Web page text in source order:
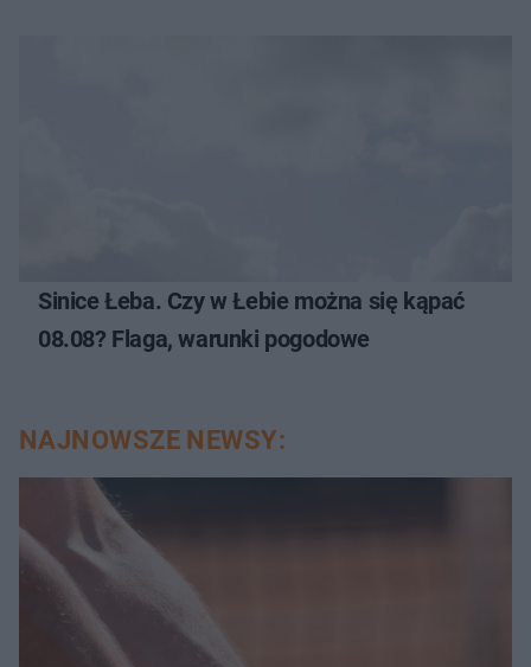
Sinice Łeba. Czy w Łebie można się kąpać
08.08? Flaga, warunki pogodowe
NAJNOWSZE NEWSY: